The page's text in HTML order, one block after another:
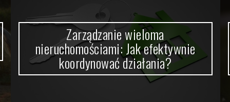
Zarządzanie wieloma
nieruchomościami: Jak efektywnie
koordynować działania?